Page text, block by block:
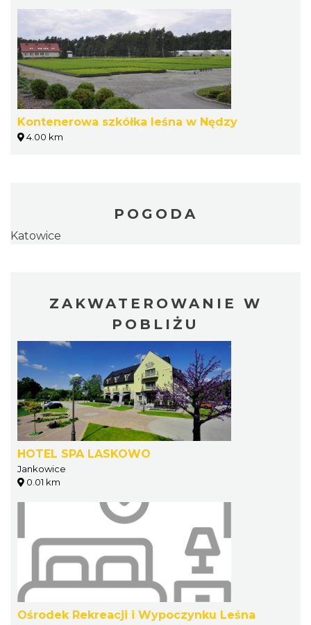
Kontenerowa szkółka leśna w Nędzy
4.00 km
POGODA
Katowice
ZAKWATEROWANIE W
POBLIŻU
HOTEL SPA LASKOWO
Jankowice
0.01 km
Ośrodek Rekreacji i Wypoczynku Leśna